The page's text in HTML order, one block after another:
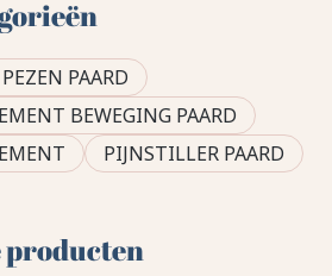
PAARD
BEWEGING PAARD
PIJNSTILLER PAARD